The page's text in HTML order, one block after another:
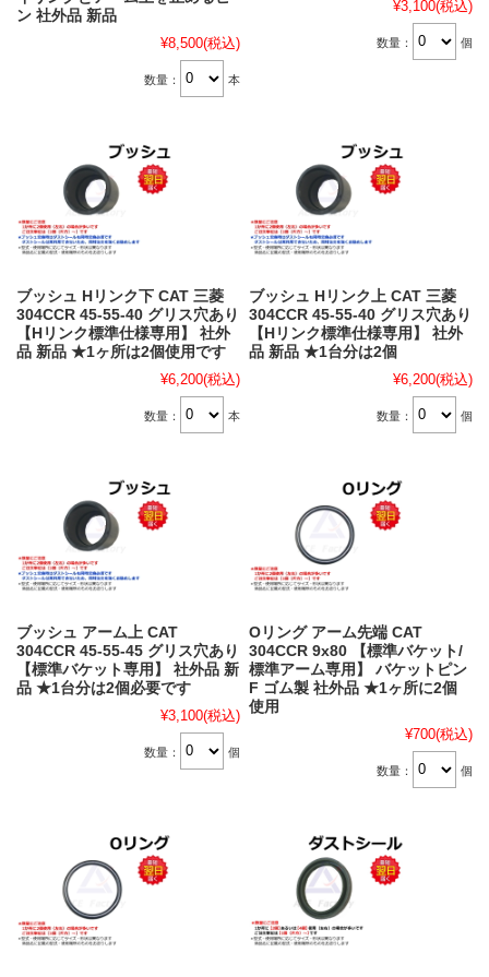
ン 社外品 新品
¥8,500(税込)
数量： 本
¥3,100(税込)
数量： 個
ブッシュ Hリンク下 CAT 三菱
304CCR 45-55-40 グリス穴あり
【Hリンク標準仕様専用】 社外
品 新品 ★1ヶ所は2個使用です
¥6,200(税込)
数量： 本
ブッシュ Hリンク上 CAT 三菱
304CCR 45-55-40 グリス穴あり
【Hリンク標準仕様専用】 社外
品 新品 ★1台分は2個
¥6,200(税込)
数量： 個
ブッシュ アーム上 CAT
304CCR 45-55-45 グリス穴あり
【標準バケット専用】 社外品 新
品 ★1台分は2個必要です
¥3,100(税込)
数量： 個
Oリング アーム先端 CAT
304CCR 9x80 【標準バケット/
標準アーム専用】 バケットピン
F ゴム製 社外品 ★1ヶ所に2個
使用
¥700(税込)
数量： 個